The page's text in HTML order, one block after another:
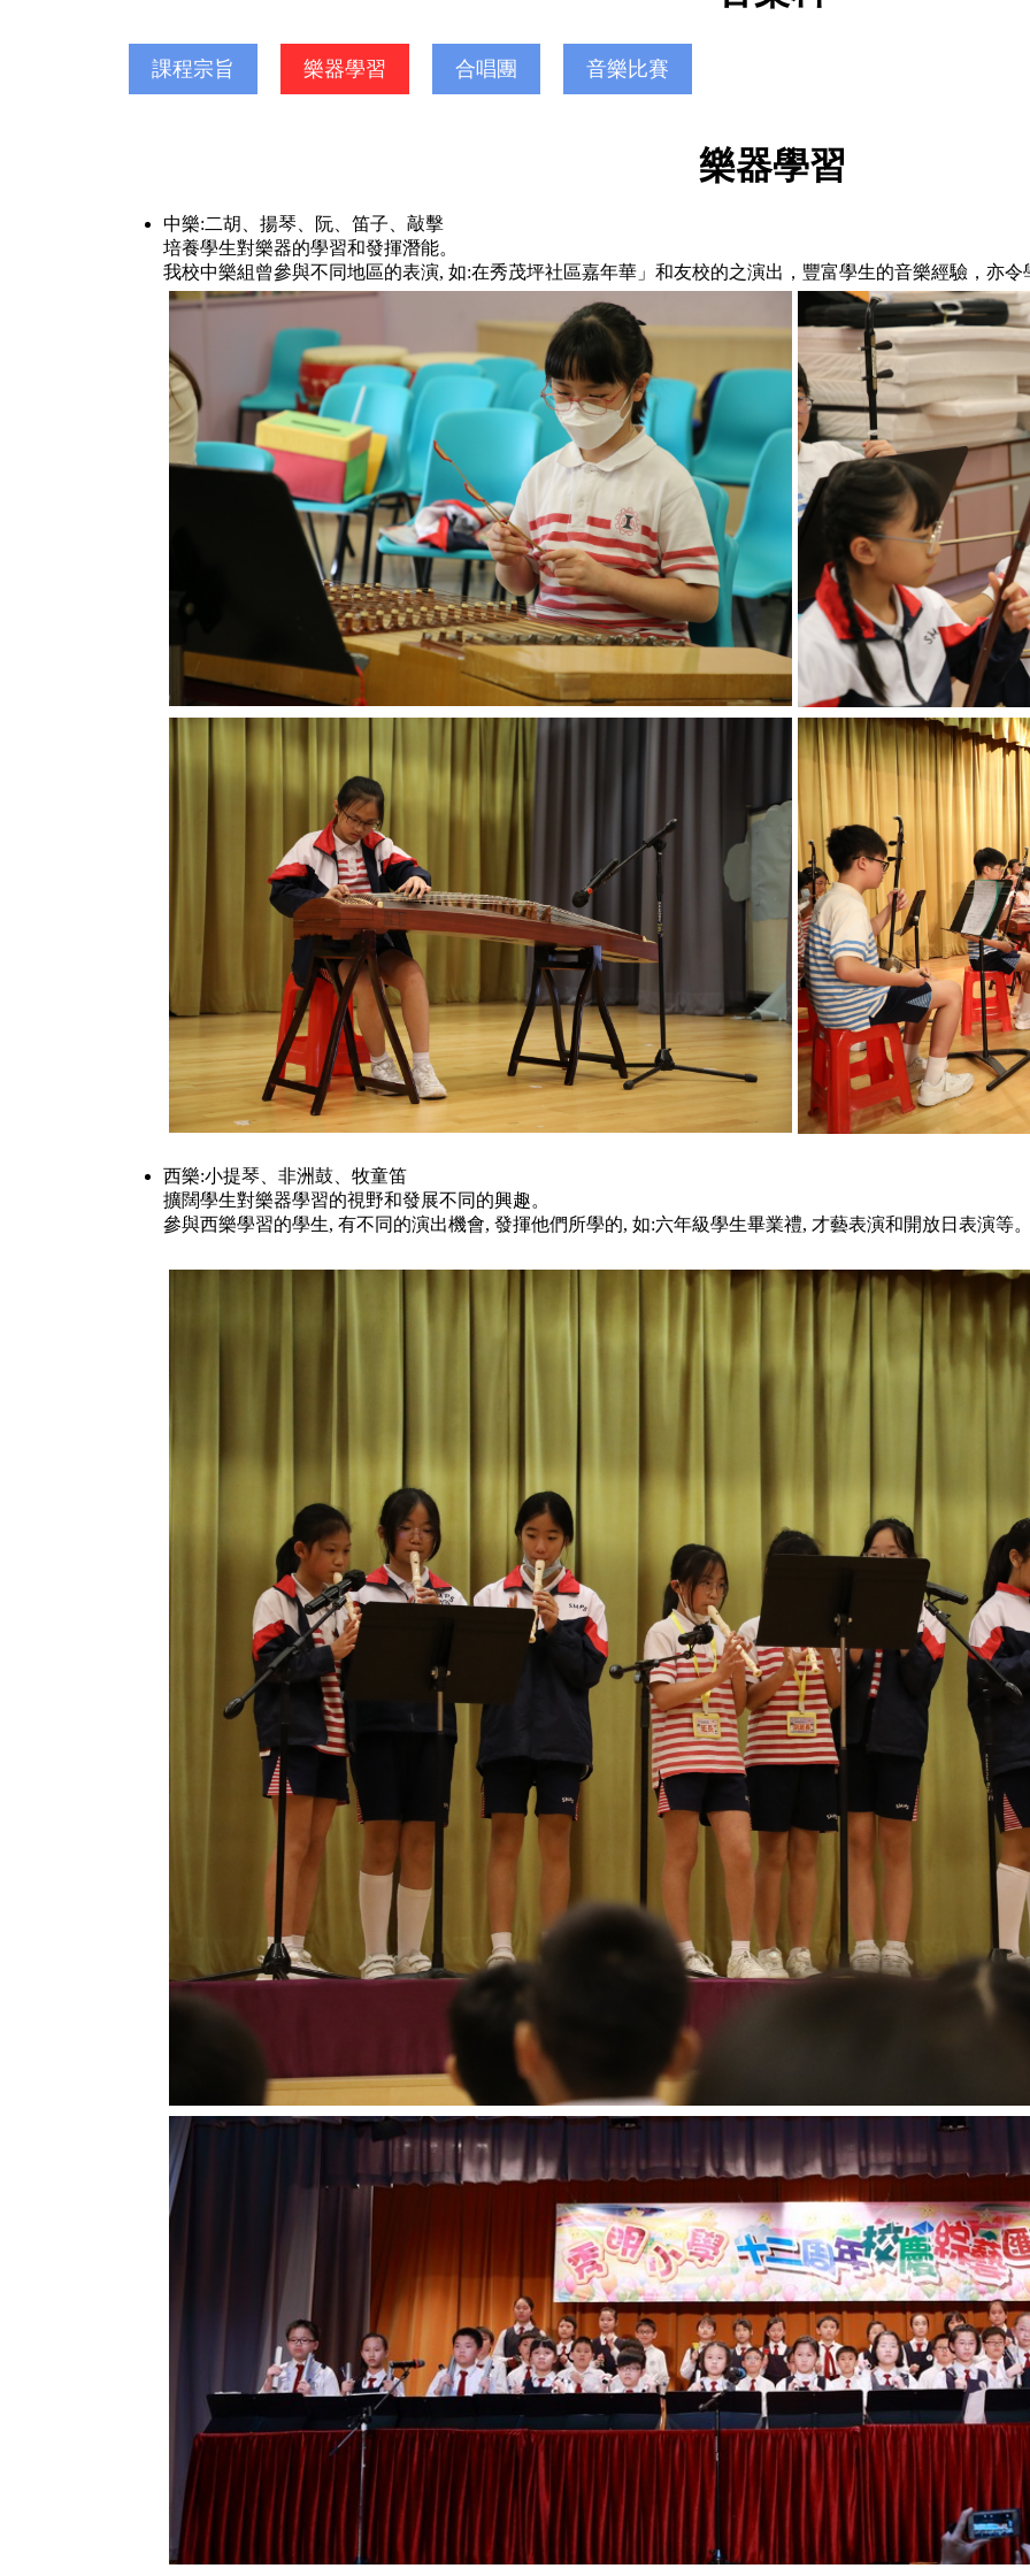
課程宗旨 樂器學習 合唱團 音樂比賽
樂器學習
中樂:二胡、揚琴、阮、笛子、敲擊
培養學生對樂器的學習和發揮潛能。
我校中樂組曾參與不同地區的表演, 如:在秀茂坪社區嘉年華」和友校的之演出，豐富學生的音樂經驗，亦
西樂:小提琴、非洲鼓、牧童笛
擴闊學生對樂器學習的視野和發展不同的興趣。
參與西樂學習的學生, 有不同的演出機會, 發揮他們所學的, 如:六年級學生畢業禮, 才藝表演和開放日表演等